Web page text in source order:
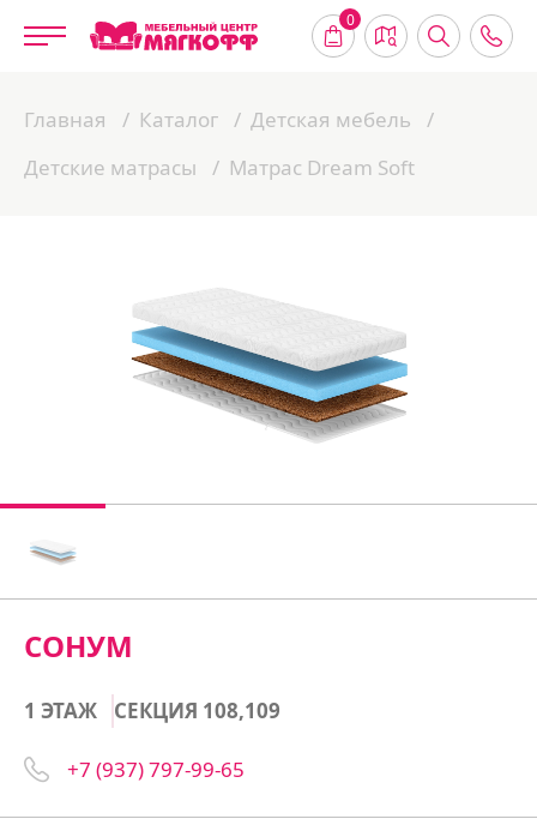
0
Главная Каталог
Детская мебель
Детские матрасы
Матрас Dream Soft
СОНУМ
1 ЭТАЖ СЕКЦИЯ 108,109
+7 (937) 797-99-65